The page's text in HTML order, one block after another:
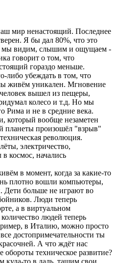
мир ненастоящий. Последнее
Я бы дал 80%, что это
мы видим, слышим и ощущаем -
говорит о том, что
гораздо меньше.
либо убеждать в том, что
живём уникален. Мгновение
вышел из пещеры,
колесо и т.д. Но мы
Рима и не в средние века.
который вообще незаметен
планеты произошёл "взрыв"
революция.
электричество,
космос, начались
в момент, когда за какие-то
плотно вошли компьютеры,
Дети больше не играют во
Люди теперь
а в виртуальном
людей теперь
в Италию, можно просто
достопримечательности ты
А что ждёт нас
техническое развитие?